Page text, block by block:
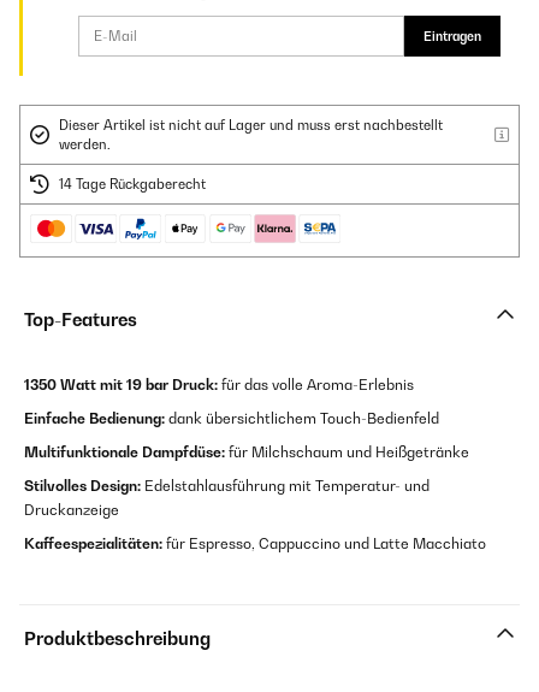
Eintragen
Dieser Artikel ist nicht auf Lager und muss erst nachbestellt
werden.
14 Tage Rückgaberecht
Top-Features
1350 Watt mit 19 bar Druck: für das volle Aroma-Erlebnis
Einfache Bedienung: dank übersichtlichem Touch-Bedienfeld
Multifunktionale Dampfdüse: für Milchschaum und Heißgetränke
Stilvolles Design: Edelstahlausführung mit Temperatur- und
Druckanzeige
Kaffeespezialitäten: für Espresso, Cappuccino und Latte Macchiato
Produktbeschreibung